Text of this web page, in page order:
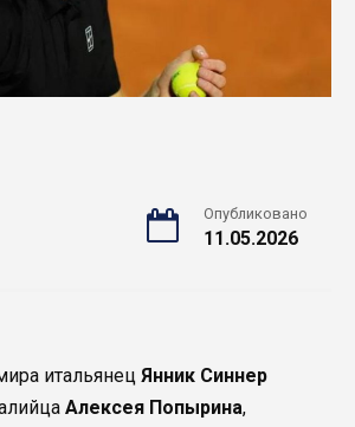
Опубликовано
11.05.2026
итальянец Янник Синнер
Алексея Попырина,